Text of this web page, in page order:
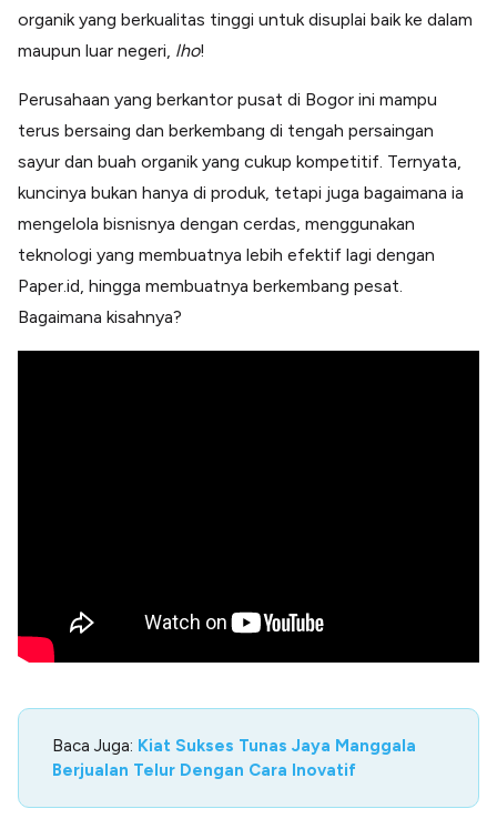
organik yang berkualitas tinggi untuk disuplai baik ke dalam
maupun luar negeri, lho!
Perusahaan yang berkantor pusat di Bogor ini mampu
terus bersaing dan berkembang di tengah persaingan
sayur dan buah organik yang cukup kompetitif. Ternyata,
kuncinya bukan hanya di produk, tetapi juga bagaimana ia
mengelola bisnisnya dengan cerdas, menggunakan
teknologi yang membuatnya lebih efektif lagi dengan
Paper.id, hingga membuatnya berkembang pesat.
Bagaimana kisahnya?
Baca Juga: Kiat Sukses Tunas Jaya Manggala
Berjualan Telur Dengan Cara Inovatif